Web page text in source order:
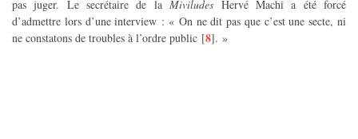
pas juger. Le secrétaire de laMiviludes Hervé Machi a été forcé
d’admettre lors d’une interview : « On ne dit pas que c’est une secte, ni
ne constatons de troubles à l’ordre public [8]. »